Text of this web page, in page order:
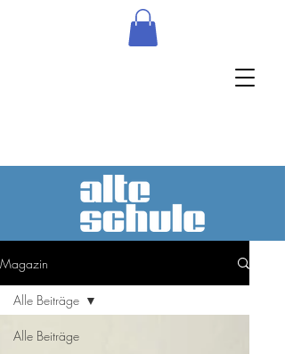
Magazin
Alle Beiträge
Alle Beiträge